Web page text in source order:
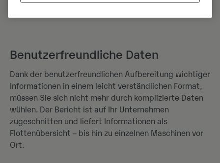
Benutzerfreundliche Daten
Dank der benutzerfreundlichen Aufbereitung wichtiger
Informationen in einem leicht verständlichen Format,
müssen Sie sich nicht mehr durch komplizierte Daten
wühlen. Der Bericht ist auf Ihr Unternehmen
zugeschnitten und liefert Informationen als
Flottenübersicht – bis hin zu einzelnen Maschinen vor
Ort.